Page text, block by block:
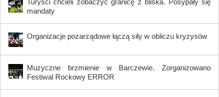
mandaty
Organizacje pozarządowe łączą siły w obliczu kryzysów
Muzyczne brzmienie w Barczewie. Zorganizowano
Festiwal Rockowy ERROR